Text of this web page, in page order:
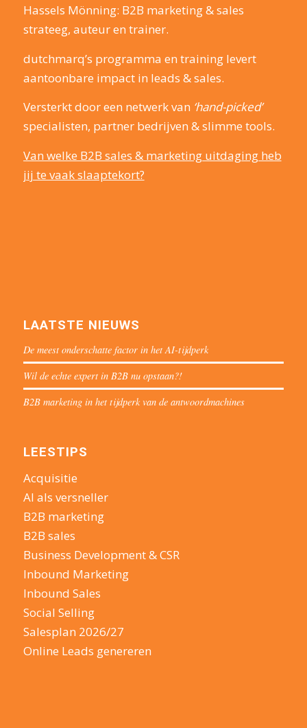
Hassels Mönning: B2B marketing & sales
strateeg, auteur en trainer.
dutchmarq’s programma en training levert
aantoonbare impact in leads & sales.
Versterkt door een netwerk van ‘hand-picked’
specialisten, partner bedrijven & slimme tools.
Van welke B2B sales & marketing uitdaging heb
jij te vaak slaaptekort?
LAATSTE NIEUWS
De meest onderschatte factor in het AI-tijdperk
Wil de echte expert in B2B nu opstaan?!
B2B marketing in het tijdperk van de antwoordmachines
LEESTIPS
Acquisitie
AI als versneller
B2B marketing
B2B sales
Business Development & CSR
Inbound Marketing
Inbound Sales
Social Selling
Salesplan 2026/27
Online Leads genereren